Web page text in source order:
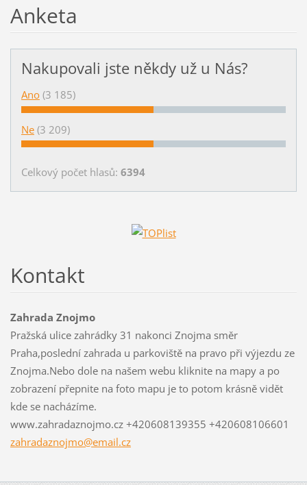
Anketa
Nakupovali jste někdy už u Nás?
Ano (3 185)
Ne (3 209)
Celkový počet hlasů: 6394
Kontakt
Zahrada Znojmo
Pražská ulice zahrádky 31 nakonci Znojma směr
Praha,poslední zahrada u parkoviště na pravo při výjezdu ze
Znojma.Nebo dole na našem webu kliknite na mapy a po
zobrazení přepnite na foto mapu je to potom krásně vidět
kde se nacházíme.
www.zahradaznojmo.cz +420608139355 +420608106601
zahradaznojmo@email.cz